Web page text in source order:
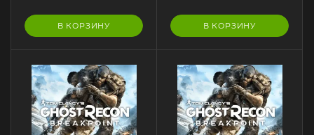
В КОРЗИНУ В КОРЗИНУ